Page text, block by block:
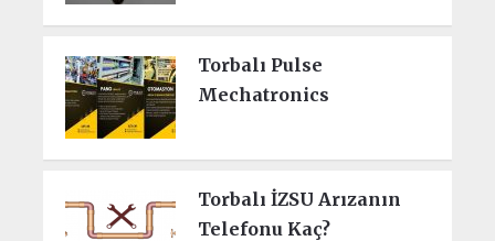
Torbalı Pulse
Mechatronics
Torbalı İZSU Arızanın
Telefonu Kaç?